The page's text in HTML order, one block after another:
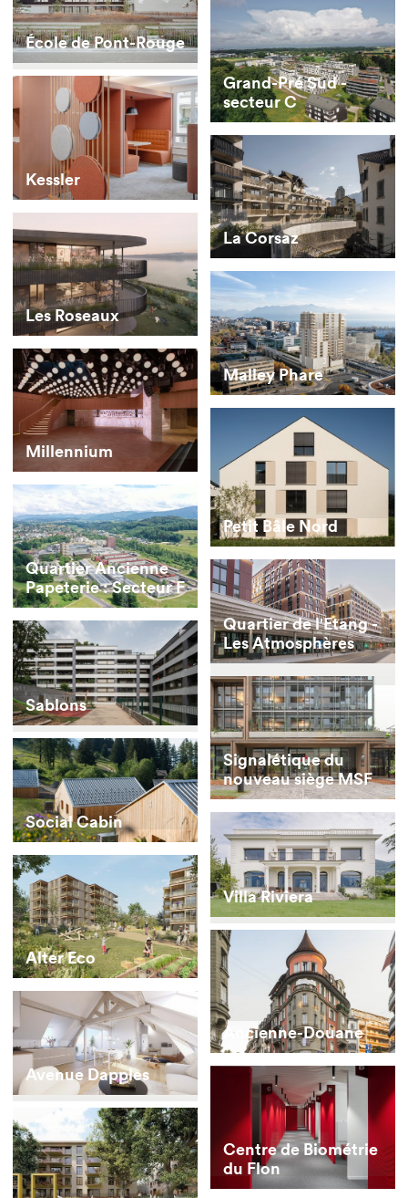
École de Pont-Rouge
Grand-Pré Sud -
secteur C
Kessler
La Corsaz
Les Roseaux
Malley Phare
Millennium
Petit Bâle Nord
Quartier Ancienne
Papeterie : Secteur F
Quartier de l'Etang -
Les Atmosphères
Sablons
Signalétique du
nouveau siège MSF
Social Cabin
Villa Riviera
Alter Eco
Ancienne-Douane
Avenue Dapples
Centre de Biométrie
du Flon